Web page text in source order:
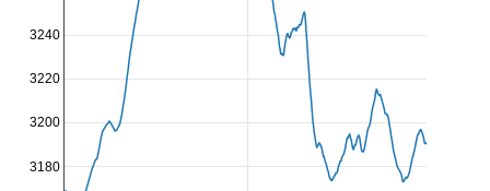
3180
3200
3220
3240